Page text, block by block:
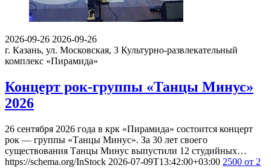
2026-09-26 2026-09-26
г. Казань, ул. Московская, 3 Культурно-развлекательный
комплекс «Пирамида»
Концерт рок-группы «Танцы Минус»
2026
26 сентября 2026 года в крк «Пирамида» состоится концерт
рок — группы «Танцы Минус». За 30 лет своего
существования Танцы Минус выпустили 12 студийных…
https://schema.org/InStock 2026-07-09T13:42:00+03:00 2500 от 2